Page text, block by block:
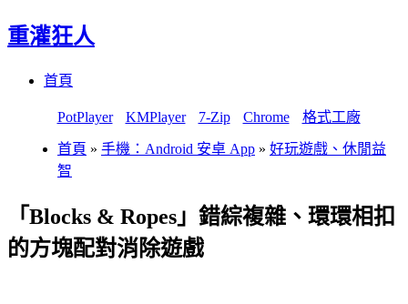
重灌狂人
首頁
PotPlayer KMPlayer 7-Zip Chrome 格式工廠
首頁 » 手機：Android 安卓 App » 好玩遊戲、休閒益
智
「Blocks & Ropes」錯綜複雜、環環相扣
的方塊配對消除遊戲